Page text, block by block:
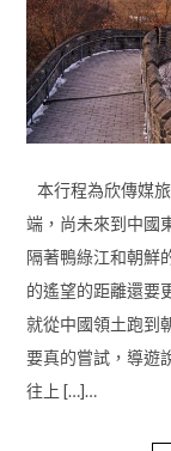
本行程為欣傳媒
端，尚未來到中國
隔著鴨綠江和朝鮮
的遙望的距離還要
就從中國領土跑到
要真的嘗試，導遊
往上 […]…